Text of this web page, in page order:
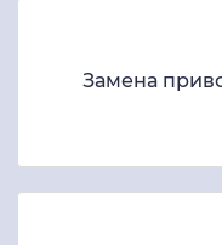
Замена